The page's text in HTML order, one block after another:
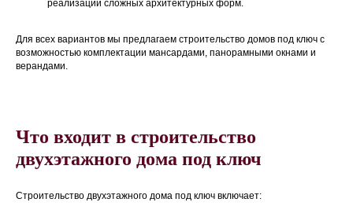
реализации сложных архитектурных форм.
Для всех вариантов мы предлагаем строительство домов под ключ с
возможностью комплектации мансардами, панорамными окнами и
верандами.
Что входит в строительство
двухэтажного дома под ключ
Строительство двухэтажного дома под ключ включает: